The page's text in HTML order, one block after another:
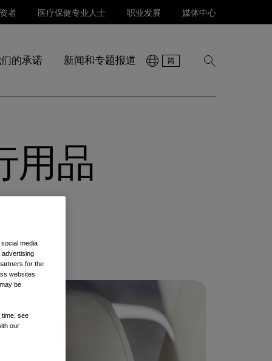
者 医疗保健专业人士 职业发展 媒体中心
的承诺 新闻和专题报道
显
索
用品
media
advertising
for the
websites
be
see
our